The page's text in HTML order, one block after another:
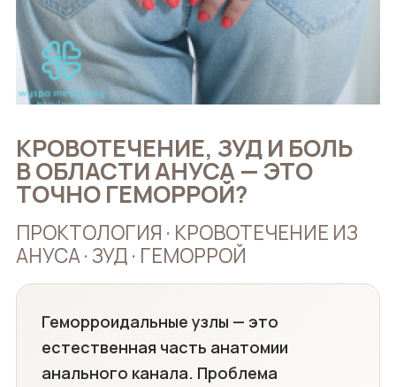
КРОВОТЕЧЕНИЕ, ЗУД И БОЛЬ
В ОБЛАСТИ АНУСА — ЭТО
ТОЧНО ГЕМОРРОЙ?
ПРОКТОЛОГИЯ · КРОВОТЕЧЕНИЕ ИЗ
АНУСА · ЗУД · ГЕМОРРОЙ
Геморроидальные узлы — это
естественная часть анатомии
анального канала. Проблема